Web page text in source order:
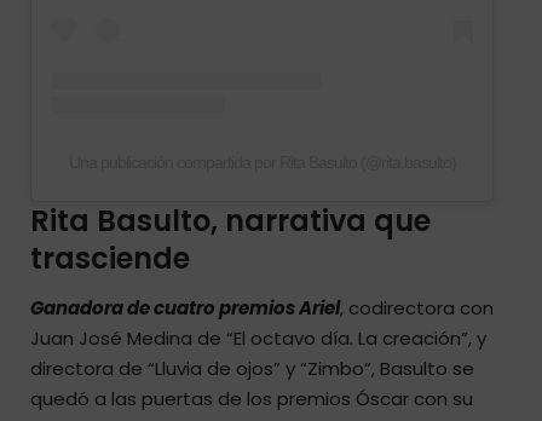
Rita Basulto, narrativa que
trasciende
Ganadora de cuatro premios Ariel, codirectora con
Juan José Medina de “El octavo día. La creación”, y
directora de “Lluvia de ojos” y “Zimbo”, Basulto se
quedó a las puertas de los premios Óscar con su